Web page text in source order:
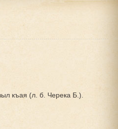
къая (л. б. Черека Б.).